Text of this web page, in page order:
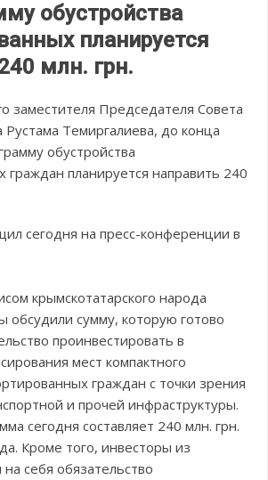
обустройства
планируется
млн. грн.
заместителя Председателя Совета
Темиргалиева, до конца
обустройства
граждан планируется направить 240
сегодня на пресс-конференции в
крымскотатарского народа
обсудили сумму, которую готово
проинвестировать в
мест компактного
граждан с точки зрения
и прочей инфраструктуры.
сегодня составляет 240 млн. грн.
Кроме того, инвесторы из
на себя обязательство